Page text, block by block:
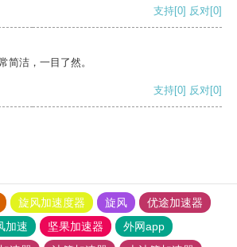
支持[0] 反对[0]
简洁，一目了然。
支持[0] 反对[0]
旋风加速度器 旋风
优途加速器
加速 坚果加速器
外网app